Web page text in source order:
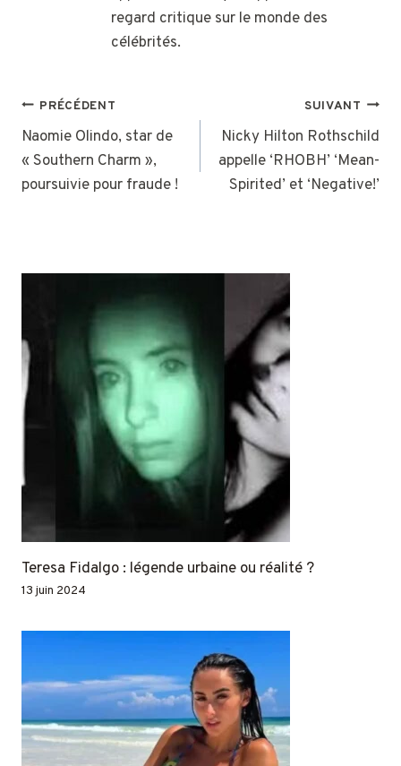
regard critique sur le monde des
célébrités.
NAVIGATION
DE
L’ARTICLE
PRÉCÉDENT
Naomie Olindo, star de
« Southern Charm »,
poursuivie pour fraude !
SUIVANT
Nicky Hilton Rothschild
appelle ‘RHOBH’ ‘Mean-
Spirited’ et ‘Negative!’
Teresa Fidalgo : légende urbaine ou réalité ?
13 juin 2024